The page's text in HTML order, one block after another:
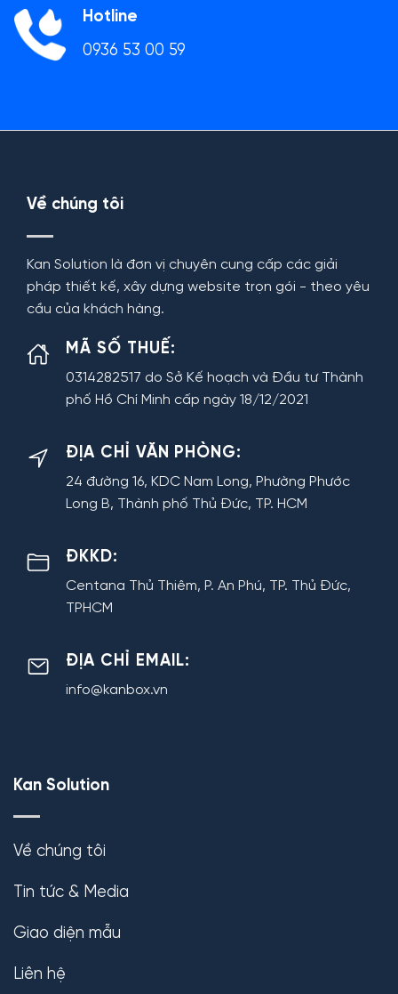
Hotline
0936 53 00 59
Về chúng tôi
Kan Solution là đơn vị chuyên cung cấp các giải
pháp thiết kế, xây dựng website trọn gói - theo yêu
cầu của khách hàng.
MÃ SỐ THUẾ:
0314282517 do Sở Kế hoạch và Đầu tư Thành
phố Hồ Chí Minh cấp ngày 18/12/2021
ĐỊA CHỈ VĂN PHÒNG:
24 đường 16, KDC Nam Long, Phường Phước
Long B, Thành phố Thủ Đức, TP. HCM
ĐKKD:
Centana Thủ Thiêm, P. An Phú, TP. Thủ Đức,
TPHCM
ĐỊA CHỈ EMAIL:
info@kanbox.vn
Kan Solution
Về chúng tôi
Tin tức & Media
Giao diện mẫu
Liên hệ